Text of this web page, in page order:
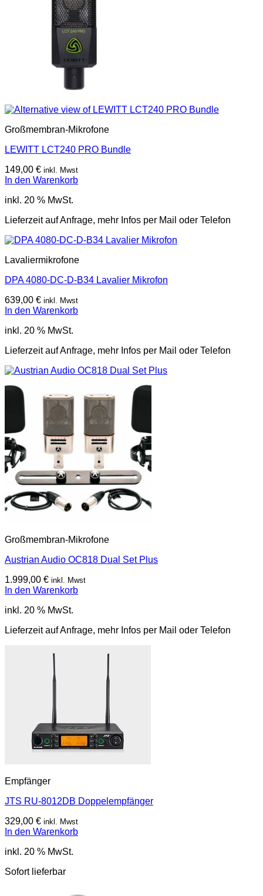
Großmembran-Mikrofone
LEWITT LCT240 PRO Bundle
149,00 € inkl. Mwst
In den Warenkorb
inkl. 20 % MwSt.
Lieferzeit auf Anfrage, mehr Infos per Mail oder Telefon
Lavaliermikrofone
DPA 4080-DC-D-B34 Lavalier Mikrofon
639,00 € inkl. Mwst
In den Warenkorb
inkl. 20 % MwSt.
Lieferzeit auf Anfrage, mehr Infos per Mail oder Telefon
Großmembran-Mikrofone
Austrian Audio OC818 Dual Set Plus
1.999,00 € inkl. Mwst
In den Warenkorb
inkl. 20 % MwSt.
Lieferzeit auf Anfrage, mehr Infos per Mail oder Telefon
Empfänger
JTS RU-8012DB Doppelempfänger
329,00 € inkl. Mwst
In den Warenkorb
inkl. 20 % MwSt.
Sofort lieferbar